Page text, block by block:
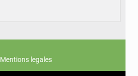
Mentions legales